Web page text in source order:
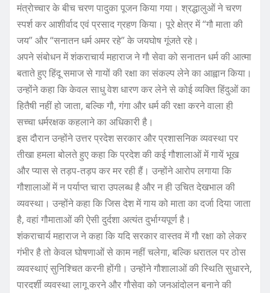
मंत्रोच्चार के बीच चरण पादुका पूजन किया गया। श्रद्धालुओं ने चरण
स्पर्श कर आशीर्वाद एवं प्रसाद ग्रहण किया। पूरे क्षेत्र में “गौ माता की
जय” और “सनातन धर्म अमर रहे” के जयघोष गूंजते रहे।
अपने संबोधन में शंकराचार्य महाराज ने गौ सेवा को सनातन धर्म की आत्मा
बताते हुए हिंदू समाज से गायों की रक्षा का संकल्प लेने का आह्वान किया।
उन्होंने कहा कि केवल साधु वेश धारण कर लेने से कोई व्यक्ति हिंदुओं का
हितैषी नहीं हो जाता, बल्कि गौ, गंगा और धर्म की रक्षा करने वाला ही
सच्चा धर्मरक्षक कहलाने का अधिकारी है।
इस दौरान उन्होंने उत्तर प्रदेश सरकार और प्रशासनिक व्यवस्था पर
तीखा हमला बोलते हुए कहा कि प्रदेश की कई गौशालाओं में गायें भूख
और प्यास से तड़प-तड़प कर मर रही हैं। उन्होंने आरोप लगाया कि
गौशालाओं में न पर्याप्त चारा उपलब्ध है और न ही उचित देखभाल की
व्यवस्था। उन्होंने कहा कि जिस देश में गाय को माता का दर्जा दिया जाता
है, वहां गौमाताओं की ऐसी दुर्दशा अत्यंत दुर्भाग्यपूर्ण है।
शंकराचार्य महाराज ने कहा कि यदि सरकार वास्तव में गौ रक्षा को लेकर
गंभीर है तो केवल घोषणाओं से काम नहीं चलेगा, बल्कि धरातल पर ठोस
व्यवस्थाएं सुनिश्चित करनी होंगी। उन्होंने गौशालाओं की स्थिति सुधारने,
पारदर्शी व्यवस्था लागू करने और गौसेवा को जनआंदोलन बनाने की